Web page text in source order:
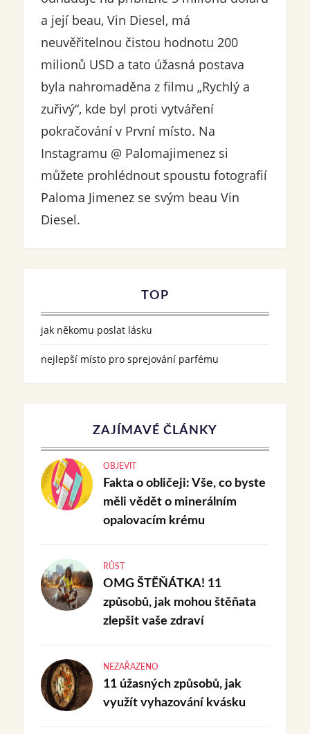
a její beau, Vin Diesel, má
neuvěřitelnou čistou hodnotu 200
milionů USD a tato úžasná postava
byla nahromaděna z filmu „Rychlý a
zuřivý“, kde byl proti vytváření
pokračování v První místo. Na
Instagramu @ Palomajimenez si
můžete prohlédnout spoustu fotografií
Paloma Jimenez se svým beau Vin
Diesel.
TOP
jak někomu poslat lásku
nejlepší místo pro sprejování parfému
ZAJÍMAVÉ ČLÁNKY
OBJEVIT
Fakta o obličeji: Vše, co byste
měli vědět o minerálním
opalovacím krému
RŮST
OMG ŠTĚŇÁTKA! 11
způsobů, jak mohou štěňata
zlepšit vaše zdraví
NEZAŘAZENO
11 úžasných způsobů, jak
využít vyhazování kvásku